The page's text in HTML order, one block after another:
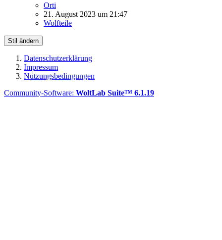
Orti
21. August 2023 um 21:47
Wolfteile
Stil ändern
Datenschutzerklärung
Impressum
Nutzungsbedingungen
Community-Software: WoltLab Suite™ 6.1.19